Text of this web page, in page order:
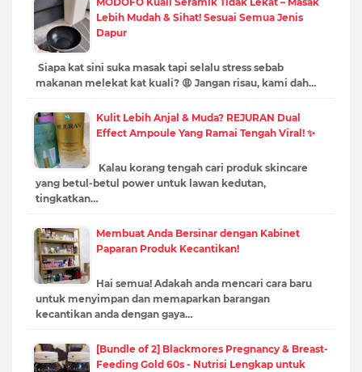
Lebih Mudah & Sihat! Sesuai Semua Jenis
Dapur
Siapa kat sini suka masak tapi selalu stress sebab
makanan melekat kat kuali? 😩 Jangan risau, kami dah…
Kulit Lebih Anjal & Muda? REJURAN Dual
Effect Ampoule Yang Ramai Tengah Viral! ✨
Kalau korang tengah cari produk skincare
yang betul-betul power untuk lawan kedutan,
tingkatkan…
Membuat Anda Bersinar dengan Kabinet
Paparan Produk Kecantikan!
Hai semua! Adakah anda mencari cara baru
untuk menyimpan dan memaparkan barangan
kecantikan anda dengan gaya…
[Bundle of 2] Blackmores Pregnancy & Breast-
Feeding Gold 60s - Nutrisi Lengkap untuk